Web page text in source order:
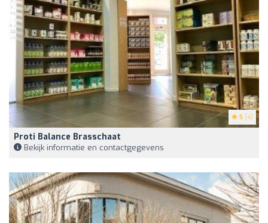
5 (4)
Proti Balance Brasschaat
Bekijk informatie en contactgegevens